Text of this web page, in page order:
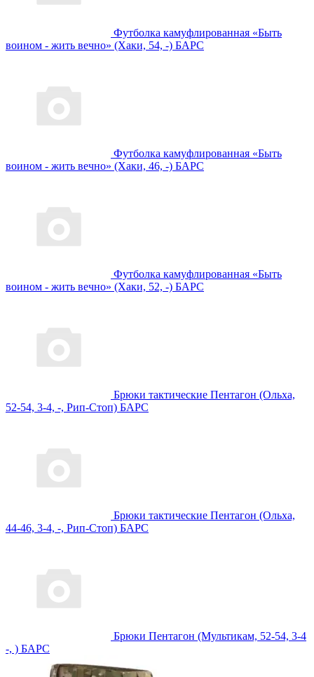
Футболка камуфлированная «Быть
воином - жить вечно» (Хаки, 54, -) БАРС
Футболка камуфлированная «Быть
воином - жить вечно» (Хаки, 46, -) БАРС
Футболка камуфлированная «Быть
воином - жить вечно» (Хаки, 52, -) БАРС
Брюки тактические Пентагон (Ольха,
52-54, 3-4, -, Рип-Стоп) БАРС
Брюки тактические Пентагон (Ольха,
44-46, 3-4, -, Рип-Стоп) БАРС
Брюки Пентагон (Мультикам, 52-54, 3-4
-, ) БАРС